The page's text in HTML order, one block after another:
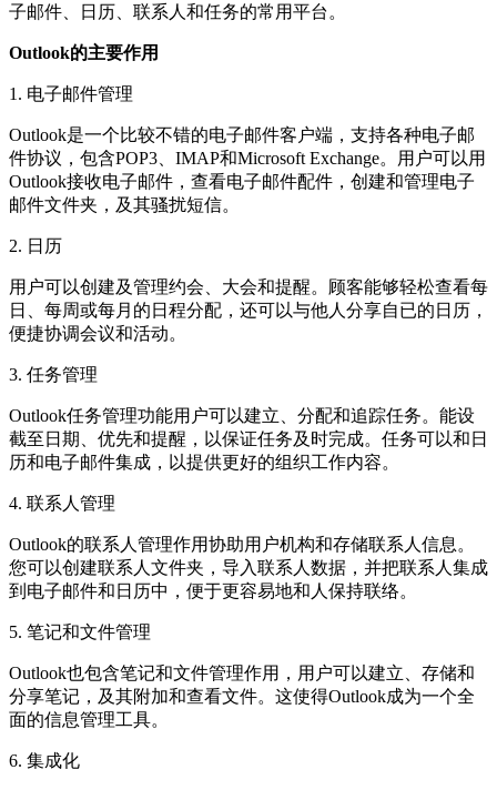
子邮件、日历、联系人和任务的常用平台。
Outlook的主要作用
1. 电子邮件管理
Outlook是一个比较不错的电子邮件客户端，支持各种电子邮
件协议，包含POP3、IMAP和Microsoft Exchange。用户可以用
Outlook接收电子邮件，查看电子邮件配件，创建和管理电子
邮件文件夹，及其骚扰短信。
2. 日历
用户可以创建及管理约会、大会和提醒。顾客能够轻松查看每
日、每周或每月的日程分配，还可以与他人分享自已的日历，
便捷协调会议和活动。
3. 任务管理
Outlook任务管理功能用户可以建立、分配和追踪任务。能设
截至日期、优先和提醒，以保证任务及时完成。任务可以和日
历和电子邮件集成，以提供更好的组织工作内容。
4. 联系人管理
Outlook的联系人管理作用协助用户机构和存储联系人信息。
您可以创建联系人文件夹，导入联系人数据，并把联系人集成
到电子邮件和日历中，便于更容易地和人保持联络。
5. 笔记和文件管理
Outlook也包含笔记和文件管理作用，用户可以建立、存储和
分享笔记，及其附加和查看文件。这使得Outlook成为一个全
面的信息管理工具。
6. 集成化